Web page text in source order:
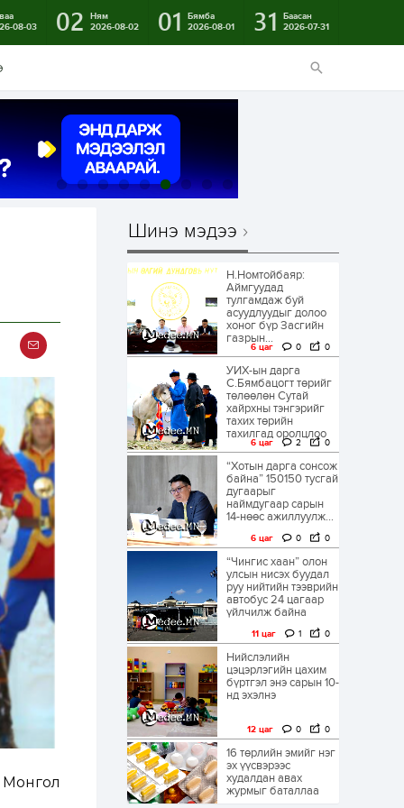
08-03
02
Ням
2026-08-02
01
Бямба
2026-08-01
31
Баасан
2026-07-31
Шинэ мэдээ
Н.Номтойбаяр:
Аймгуудад
тулгамдаж буй
асуудлуудыг долоо
хоног бүр Засгийн
газрын...
6 цаг 0 0
УИХ-ын дарга
С.Бямбацогт төрийг
төлөөлөн Сутай
хайрхны тэнгэрийг
тахих төрийн
тахилгад оролцлоо
6 цаг 2 0
“Хотын дарга сонсож
байна” 150150 тусгай
дугаарыг
наймдугаар сарын
14-нөөс ажиллуулж...
6 цаг 0 0
“Чингис хаан” олон
улсын нисэх буудал
руу нийтийн тээврийн
автобус 24 цагаар
үйлчилж байна
11 цаг 1 0
Нийслэлийн
цэцэрлэгийн цахим
бүртгэл энэ сарын 10-
нд эхэлнэ
12 цаг 0 0
16 төрлийн эмийг нэг
эх үүсвэрээс
худалдан авах
журмыг баталлаа